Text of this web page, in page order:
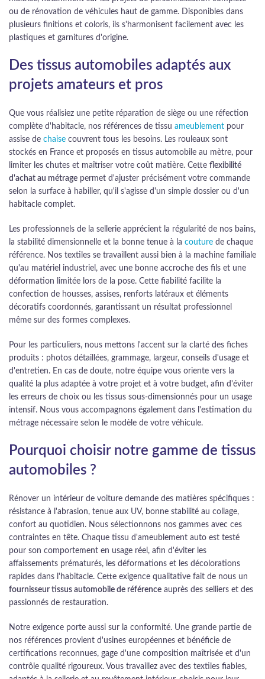
ou de rénovation de véhicules haut de gamme. Disponibles dans
plusieurs finitions et coloris, ils s'harmonisent facilement avec les
plastiques et garnitures d'origine.
Des tissus automobiles adaptés aux
projets amateurs et pros
Que vous réalisiez une petite réparation de siège ou une réfection
complète d'habitacle, nos références de tissu ameublement pour
assise de chaise couvrent tous les besoins. Les rouleaux sont
stockés en France et proposés en tissus automobile au mètre, pour
limiter les chutes et maîtriser votre coût matière. Cette flexibilité
d'achat au métrage permet d'ajuster précisément votre commande
selon la surface à habiller, qu'il s'agisse d'un simple dossier ou d'un
habitacle complet.
Les professionnels de la sellerie apprécient la régularité de nos bains,
la stabilité dimensionnelle et la bonne tenue à la couture de chaque
référence. Nos textiles se travaillent aussi bien à la machine familiale
qu'au matériel industriel, avec une bonne accroche des fils et une
déformation limitée lors de la pose. Cette fiabilité facilite la
confection de housses, assises, renforts latéraux et éléments
décoratifs coordonnés, garantissant un résultat professionnel
même sur des formes complexes.
Pour les particuliers, nous mettons l'accent sur la clarté des fiches
produits : photos détaillées, grammage, largeur, conseils d'usage et
d'entretien. En cas de doute, notre équipe vous oriente vers la
qualité la plus adaptée à votre projet et à votre budget, afin d'éviter
les erreurs de choix ou les tissus sous-dimensionnés pour un usage
intensif. Nous vous accompagnons également dans l'estimation du
métrage nécessaire selon le modèle de votre véhicule.
Pourquoi choisir notre gamme de tissus
automobiles ?
Rénover un intérieur de voiture demande des matières spécifiques :
résistance à l'abrasion, tenue aux UV, bonne stabilité au collage,
confort au quotidien. Nous sélectionnons nos gammes avec ces
contraintes en tête. Chaque tissu d'ameublement auto est testé
pour son comportement en usage réel, afin d'éviter les
affaissements prématurés, les déformations et les décolorations
rapides dans l'habitacle. Cette exigence qualitative fait de nous un
fournisseur tissus automobile de référence auprès des selliers et des
passionnés de restauration.
Notre exigence porte aussi sur la conformité. Une grande partie de
nos références provient d'usines européennes et bénéficie de
certifications reconnues, gage d'une composition maîtrisée et d'un
contrôle qualité rigoureux. Vous travaillez avec des textiles fiables,